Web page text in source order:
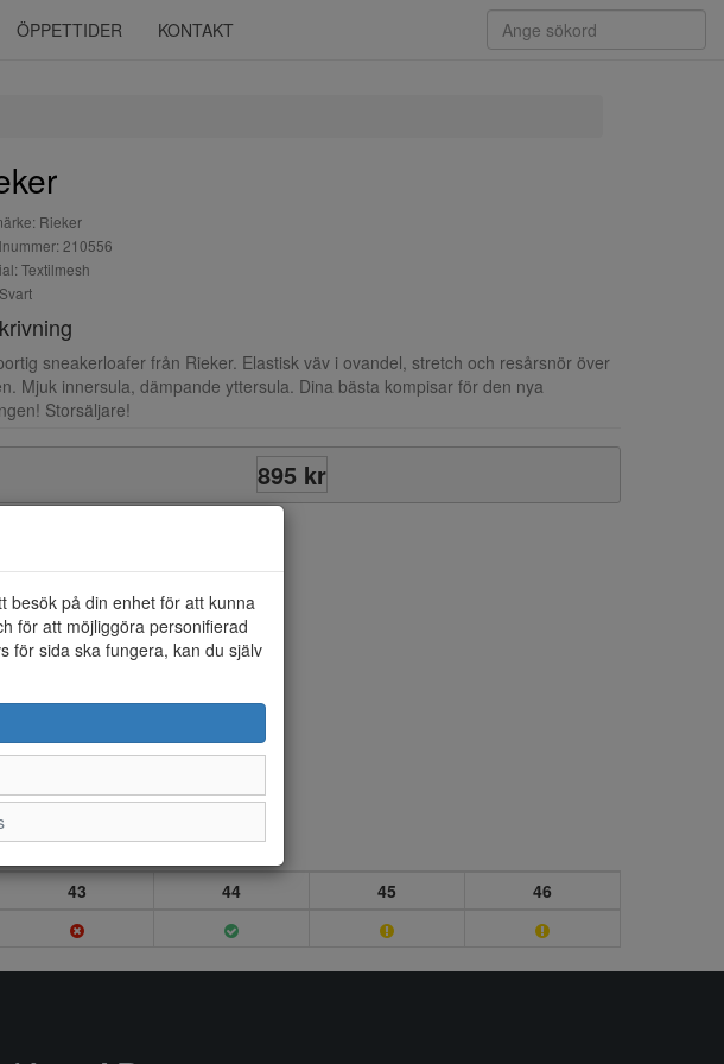
ÖPPETTIDER KONTAKT
Rieker
210556
Textilmesh
sneakerloafer från Rieker. Elastisk väv i ovandel, stretch och resårsnör över
Mjuk innersula, dämpande yttersula. Dina bästa kompisar för den nya
Storsäljare!
895 kr
43 44 45
46
besök på din enhet för att kunna
för att möjliggöra personifierad
för sida ska fungera, kan du själv